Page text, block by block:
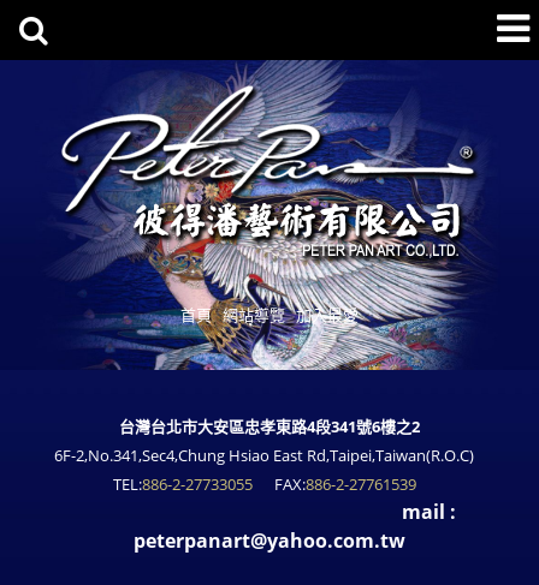
首頁 網站導覽 加入最愛
台灣台北市大安區忠孝東路4段341號6樓之2
6F-2,No.341,Sec4,Chung Hsiao East Rd,Taipei,Taiwan(R.O.C)
TEL:886-2-27733055 FAX:886-2-27761539
mail :
peterpanart@yahoo.com.tw